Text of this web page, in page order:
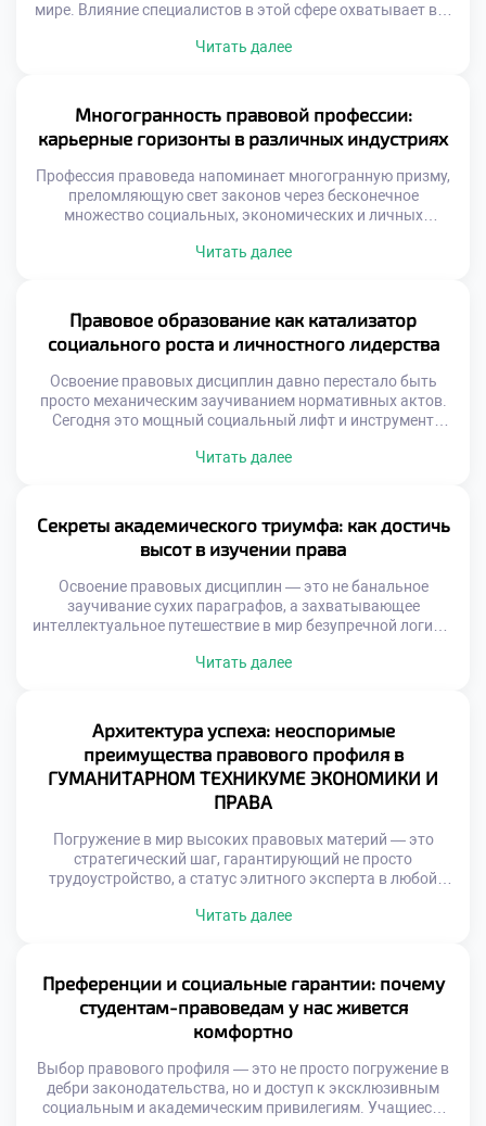
мире. Влияние специалистов в этой сфере охватывает все
глобальных государственных процессов. Именно поэтому
закладывает основы будущей ответственности и
профессионального долга. Юристы выступают главными
[…]
Читать далее
Многогранность правовой профессии:
карьерные горизонты в различных индустриях
Профессия правоведа напоминает многогранную призму,
преломляющую свет законов через бесконечное
множество социальных, экономических и личных
директоров транснациональной корпорации или
происходящих процессов. Именно поэтому осознанное
обучение в московском техникуме становится тем самым
надежным компасом, который помогает абитуриентам не
Читать далее
Правовое образование как катализатор
социального роста и личностного лидерства
Освоение правовых дисциплин давно перестало быть
просто механическим заучиванием нормативных актов.
Сегодня это мощный социальный лифт и инструмент
личность, так и общество в целом. В эпоху глобализации
личностного и общественного прогресса, и качественное
обучение в московском техникуме выступает здесь […]
Читать далее
Секреты академического триумфа: как достичь
высот в изучении права
Освоение правовых дисциплин — это не банальное
заучивание сухих параграфов, а захватывающее
интеллектуальное путешествие в мир безупречной логики,
мечтающие о триумфе в профессии, неизбежно
московском техникуме становится тем самым надежным
компасом, который помогает будущим экспертам
эффективно овладевать сложными […]
Читать далее
Архитектура успеха: неоспоримые
преимущества правового профиля в
ГУМАНИТАРНОМ ТЕХНИКУМЕ ЭКОНОМИКИ И
ПРАВА
Погружение в мир высоких правовых материй — это
стратегический шаг, гарантирующий не просто
трудоустройство, а статус элитного эксперта в любой
законотворчества, судебной практики и международных
любой сложности. Именно поэтому продуманное
обучение в московском техникуме становится тем самым
надежным трамплином, […]
Читать далее
Преференции и социальные гарантии: почему
студентам-правоведам у нас живется
комфортно
Выбор правового профиля — это не просто погружение в
дебри законодательства, но и доступ к эксклюзивным
социальным и академическим привилегиям. Учащиеся,